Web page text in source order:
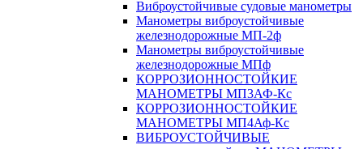
Виброустойчивые судовые манометры
Манометры виброустойчивые
железнодорожные МП-2ф
Манометры виброустойчивые
железнодорожные МПф
КОРРОЗИОННОСТОЙКИЕ
МАНОМЕТРЫ МП3АФ-Кс
КОРРОЗИОННОСТОЙКИЕ
МАНОМЕТРЫ МП4Аф-Кс
ВИБРОУСТОЙЧИВЫЕ